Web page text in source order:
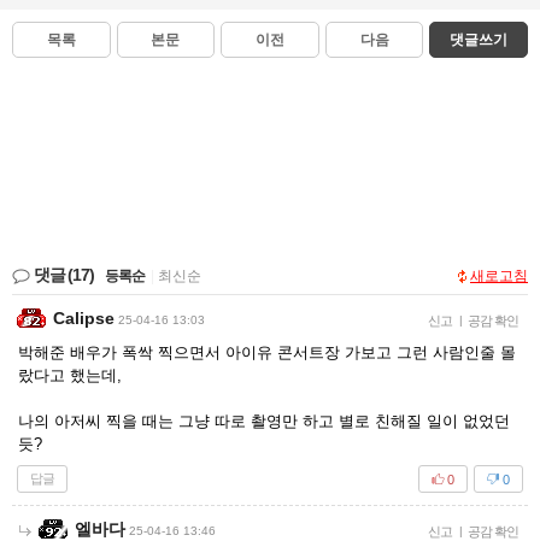
목록 본문 이전 다음 댓글쓰기
댓글(17) 등록순 최신순 새로고침
Calipse 25-04-16 13:03 신고 | 공감 확인
박해준 배우가 폭싹 찍으면서 아이유 콘서트장 가보고 그런 사람인줄 몰
랐다고 했는데,
나의 아저씨 찍을 때는 그냥 따로 촬영만 하고 별로 친해질 일이 없었던
듯?
답글 0
0
엘바다 25-04-16 13:46 신고 | 공감 확인